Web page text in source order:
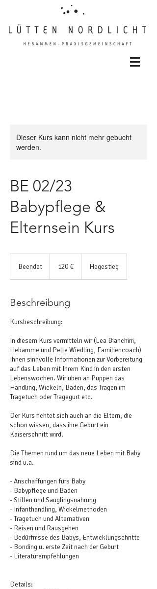
Dieser Kurs kann nicht mehr gebucht
werden.
BE 02/23
Babypflege &
Elternsein Kurs
Beendet
d
t
120 € Hegestieg
Beschreibung
Kursbeschreibung:
In diesem Kurs vermitteln wir (Lea Bianchini,
Hebamme und Pelle Wiedling, Familiencoach)
Ihnen sinnvolle Informationen zur Vorbereitung
auf das Leben mit Ihrem Kind in den ersten
Lebenswochen. Wir üben an Puppen das
Handling, Wickeln, Baden, das Tragen im
Tragetuch oder Tragegurt etc.
Der Kurs richtet sich auch an die Eltern, die
schon wissen, dass ihre Geburt ein
Kaiserschnitt wird.
Die Themen rund um das neue Leben mit Baby
sind u.a.
- Anschaffungen fürs Baby
- Babypflege und Baden
- Stillen und Säuglingsnahrung
- Infanthandling, Wickelmethoden
- Tragetuch und Alternativen
- Reisen und Rausgehen
- Bedürfnisse des Babys, Entwicklungschritte
- Bonding u. erste Zeit nach der Geburt
- Literaturempfehlungen
Details: